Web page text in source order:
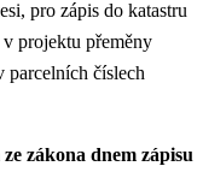
pro zápis do katastru
projektu přeměny
parcelních číslech
zákona dnem zápisu